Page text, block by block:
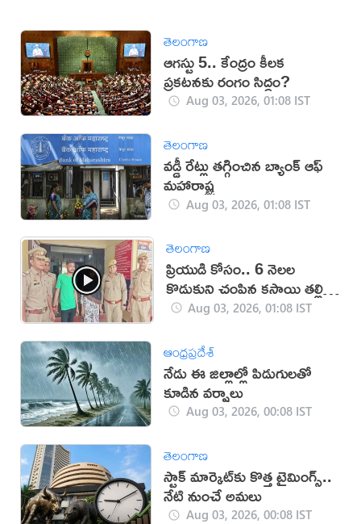
తెలంగాణ
ఆగస్టు 5.. కేంద్రం కీలక
ప్రకటనకు రంగం సిద్ధం?
Aug 03, 2026, 01:08 IST
తెలంగాణ
వడ్డీ రేట్లు తగ్గించిన బ్యాంక్ ఆఫ్
మహారాష్ట్ర
Aug 03, 2026, 01:08 IST
తెలంగాణ
ప్రియుడి కోసం.. 6 నెలల
కొడుకుని చంపిన కసాయి తల్లి
(వీడియో)
Aug 03, 2026, 01:08 IST
ఆంధ్రప్రదేశ్
నేడు ఈ జిల్లాల్లో పిడుగులతో
కూడిన వర్షాలు
Aug 03, 2026, 00:08 IST
తెలంగాణ
స్టాక్ మార్కెట్‌కు కొత్త టైమింగ్స్..
నేటి నుంచే అమలు
Aug 03, 2026, 00:08 IST